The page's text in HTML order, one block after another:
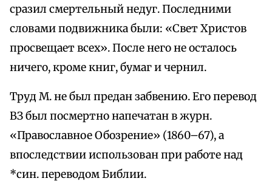
сразил смертельный недуг. Последними
словами подвижника были: «Свет Христов
просвещает всех». После него не осталось
ничего, кроме книг, бумаг и чернил.
Труд М. не был предан забвению. Его перевод
ВЗ был посмертно напечатан в журн.
«Православное Обозрение» (1860–67), а
впоследствии использован при работе над
*син. переводом Библии.